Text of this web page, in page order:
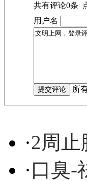
共有评论0条
用户名
所
·2周止
·口臭-